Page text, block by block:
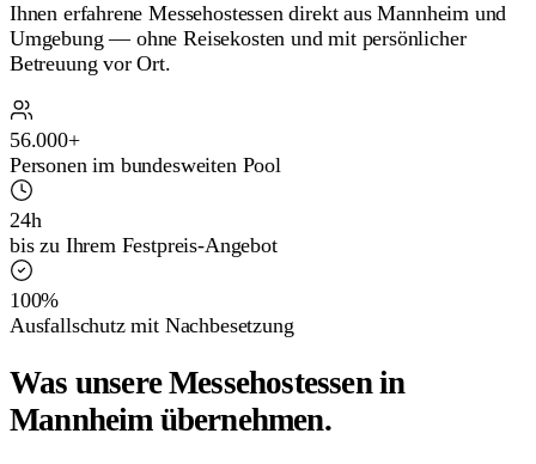
Ihnen erfahrene Messehostessen direkt aus Mannheim und
Umgebung — ohne Reisekosten und mit persönlicher
Betreuung vor Ort.
56.000+
Personen im bundesweiten Pool
24h
bis zu Ihrem Festpreis-Angebot
100%
Ausfallschutz mit Nachbesetzung
Was unsere Messehostessen in
Mannheim übernehmen.